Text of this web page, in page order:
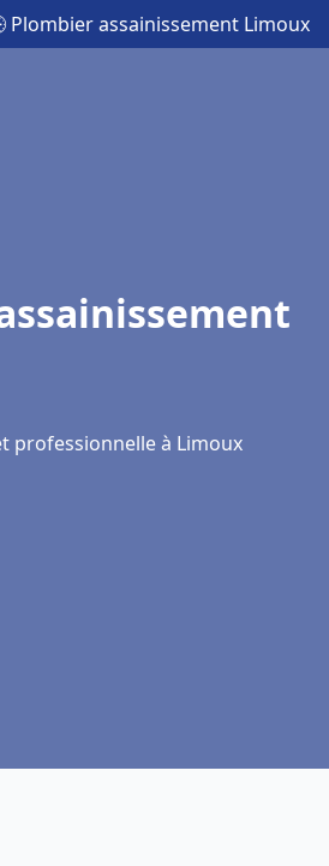
Plombier assainissement Limoux
professionnelle à Limoux